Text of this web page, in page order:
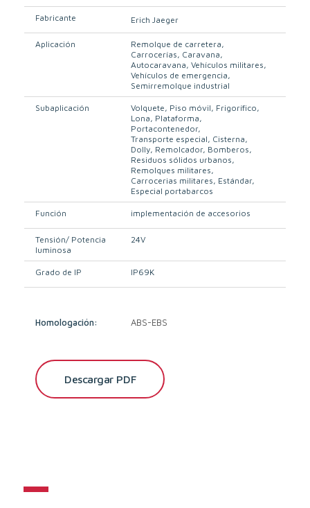
Fabricante Erich Jaeger
Aplicación
Remolque de carretera
Carrocerías Caravana
Autocaravana Vehículos militares
Vehículos de emergencia
Semirremolque industrial
Subaplicación Volquete Piso móvil Frigorífico
Lona Plataforma
Portacontenedor
Transporte especial Cisterna
Dolly Remolcador Bomberos
Residuos sólidos urbanos
Remolques militares
Carrocerias militares Estándar
Especial portabarcos
Función implementación de accesorios
Tensión/ Potencia
luminosa
24V
Grado de IP IP69K
Homologación: ABS-EBS
Descargar PDF